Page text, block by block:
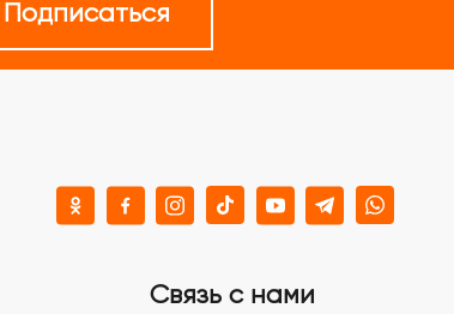
Подписаться
Связь с нами